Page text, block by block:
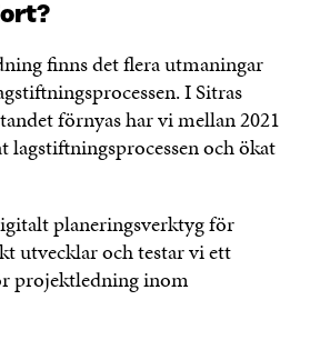
finns det flera utmaningar
I Sitras
förnyas har vi mellan 2021
lagstiftningsprocessen och ökat
planeringsverktyg för
utvecklar och testar vi ett
projektledning inom